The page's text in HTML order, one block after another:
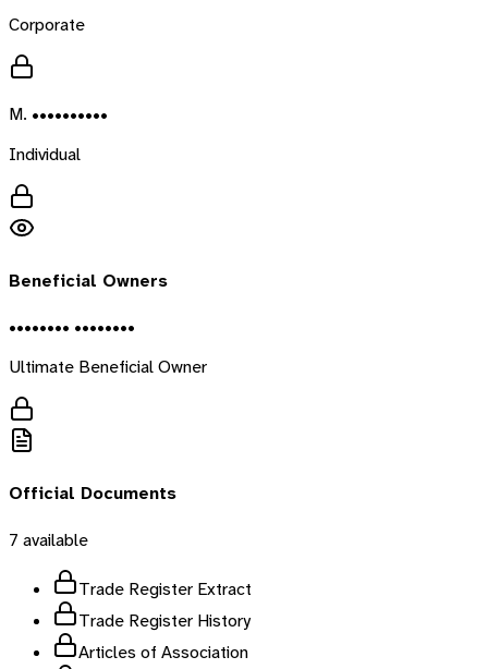
Corporate
M. ••••••••••
Individual
Beneficial Owners
•••••••• ••••••••
Ultimate Beneficial Owner
Official Documents
7 available
Trade Register Extract
Trade Register History
Articles of Association